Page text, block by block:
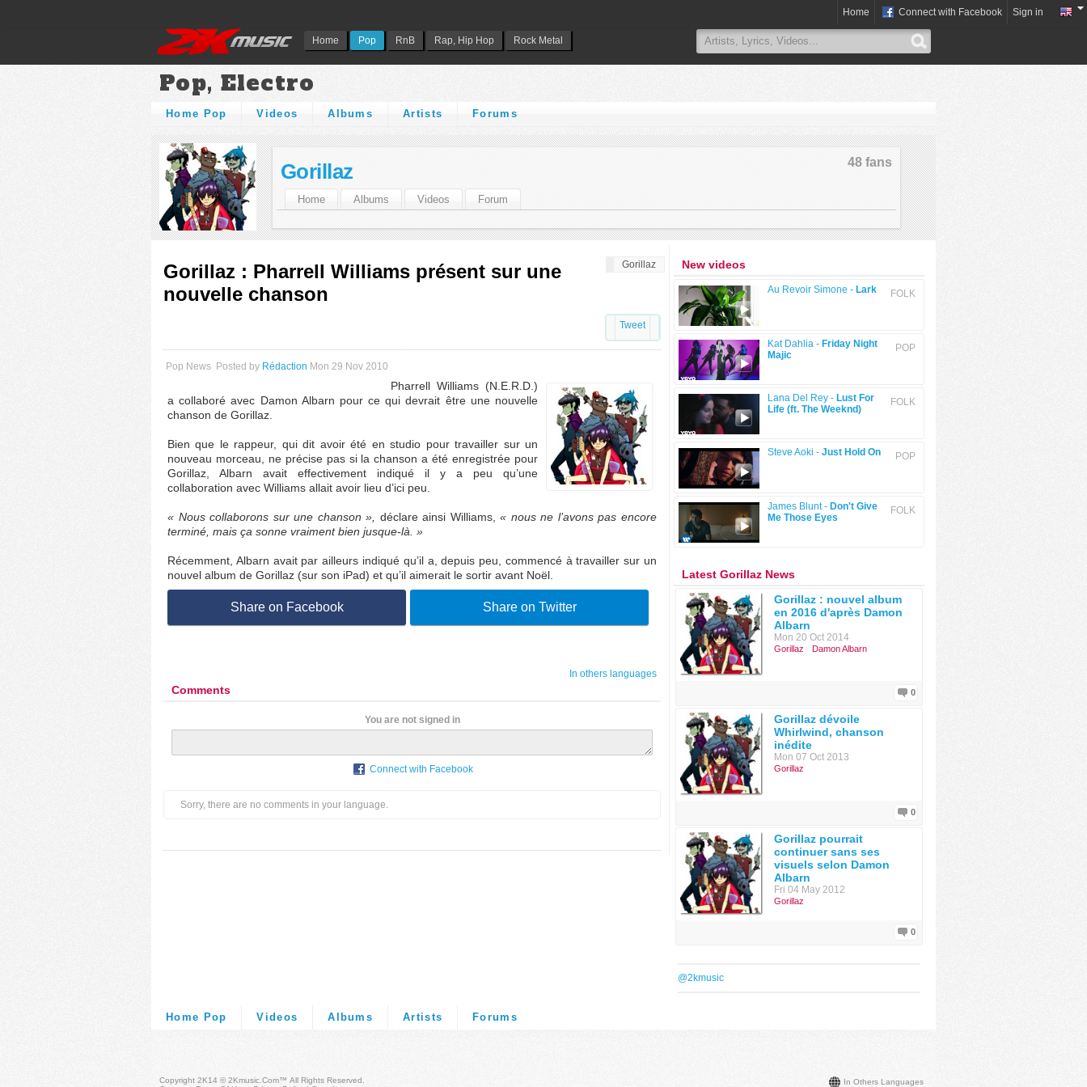
Home Pop RnB Rap, Hip Hop Rock Metal
Home Connect with Facebook Sign in
Pop, Electro
Home Pop Videos Albums Artists Forums
48 fans
Gorillaz
Home Albums Videos Forum
Gorillaz
Gorillaz : Pharrell Williams présent sur une
nouvelle chanson
Tweet
Pop News Posted by Rédaction Mon 29 Nov 2010
Pharrell Williams (N.E.R.D.)
a collaboré avec Damon Albarn pour ce qui devrait être une nouvelle
chanson de Gorillaz.
Bien que le rappeur, qui dit avoir été en studio pour travailler sur un
nouveau morceau, ne précise pas si la chanson a été enregistrée pour
Gorillaz, Albarn avait effectivement indiqué il y a peu qu’une
collaboration avec Williams allait avoir lieu d’ici peu.
« Nous collaborons sur une chanson », déclare ainsi Williams,« nous ne l’avons pas encore
terminé, mais ça sonne vraiment bien jusque-là. »
Récemment, Albarn avait par ailleurs indiqué qu’il a, depuis peu, commencé à travailler sur un
nouvel album de Gorillaz (sur son iPad) et qu’il aimerait le sortir avant Noël.
Share on Facebook Share on Twitter
In others languages
Comments
You are not signed in
Connect with Facebook
Sorry, there are no comments in your language.
New videos
FOLK
Au Revoir Simone - Lark
POP
Kat Dahlia - Friday Night
Majic
FOLK
Lana Del Rey - Lust For
Life (ft. The Weeknd)
POP
Steve Aoki - Just Hold On
FOLK
James Blunt - Don't Give
Me Those Eyes
Latest Gorillaz News
Gorillaz : nouvel album
en 2016 d'après Damon
Albarn
Mon 20 Oct 2014
Gorillaz Damon Albarn
0
Gorillaz dévoile
Whirlwind, chanson
inédite
Mon 07 Oct 2013
Gorillaz
0
Gorillaz pourrait
continuer sans ses
visuels selon Damon
Albarn
Fri 04 May 2012
Gorillaz
0
@2kmusic
Home Pop Videos Albums Artists Forums
In Others Languages
Copyright 2K14 © 2Kmusic.com™ All Rights Reserved